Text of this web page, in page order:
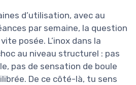
d’utilisation, avec au
par semaine, la question
vite posée. L’inox dans la
au niveau structurel : pas
pas de sensation de boule
De ce côté-là, tu sens